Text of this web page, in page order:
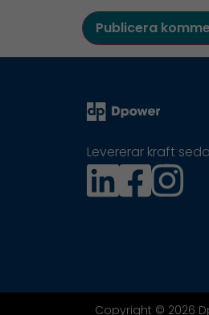
Levererar kraft
Copyright © 2026